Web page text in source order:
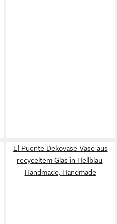
El Puente Dekovase Vase aus
recyceltem Glas in Hellblau,
Handmade, Handmade